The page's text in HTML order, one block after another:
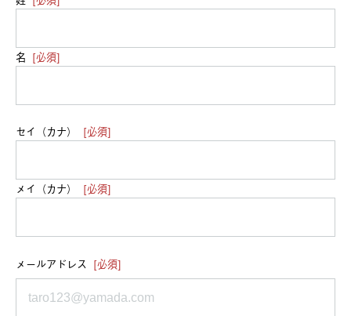
名 [必須]
セイ（カナ） [必須]
メイ（カナ） [必須]
メールアドレス [必須]